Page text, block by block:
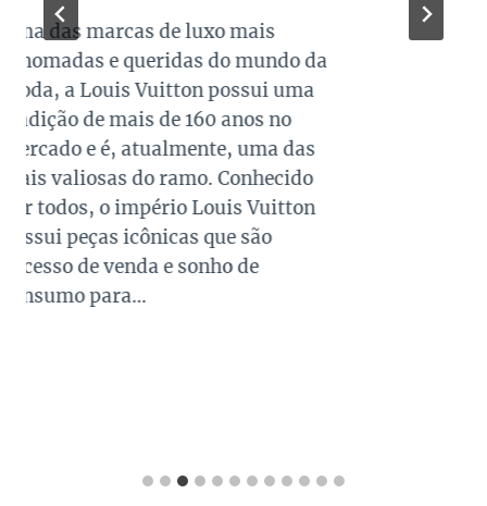
Avaliação e
Consignação
Quem já abriu o closet e se
perguntou quanto vale minha bolsa
de luxo seminova sabe que a
resposta não é simples. O preço de
revenda de uma peça de grife
depende de uma combinação de
fatores que vai muito além da marca